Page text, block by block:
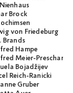
Brock
von Friedeburg
Brands
Hampe
Meier-Preschany
Bojadžijev
Reich-Ranicki
Gruber